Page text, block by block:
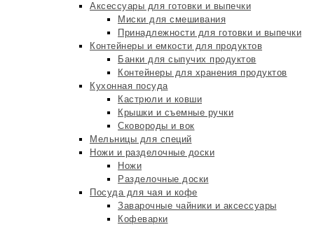
Аксессуары для готовки и выпечки
Миски для смешивания
Принадлежности для готовки и выпечки
Контейнеры и емкости для продуктов
Банки для сыпучих продуктов
Контейнеры для хранения продуктов
Кухонная посуда
Кастрюли и ковши
Крышки и съемные ручки
Сковороды и вок
Мельницы для специй
Ножи и разделочные доски
Ножи
Разделочные доски
Посуда для чая и кофе
Заварочные чайники и аксессуары
Кофеварки